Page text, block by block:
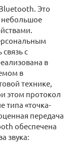
Это
небольшое
с
в
в
технике,
этом протокол
типа «точка-
передача
обеспечена
звука: